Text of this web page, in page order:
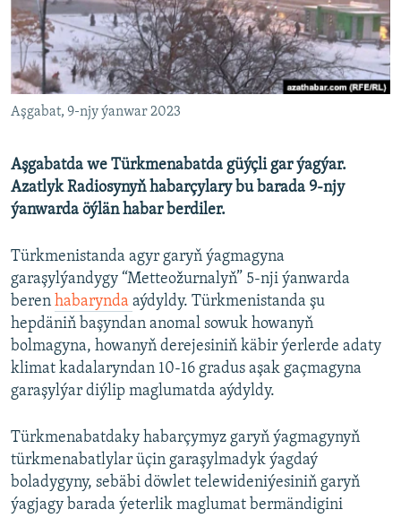
Aşgabat, 9-njy ýanwar 2023
Aşgabatda we Türkmenabatda güýçli gar ýagýar.
Azatlyk Radiosynyň habarçylary bu barada 9-njy
ýanwarda öýlän habar berdiler.
Türkmenistanda agyr garyň ýagmagyna
garaşylýandygy “Metteožurnalyň” 5-nji ýanwarda
beren habarynda aýdyldy. Türkmenistanda şu
hepdäniň başyndan anomal sowuk howanyň
bolmagyna, howanyň derejesiniň käbir ýerlerde adaty
klimat kadalaryndan 10-16 gradus aşak gaçmagyna
garaşylýar diýlip maglumatda aýdyldy.
Türkmenabatdaky habarçymyz garyň ýagmagynyň
türkmenabatlylar üçin garaşylmadyk ýagdaý
boladygyny, sebäbi döwlet telewideniýesiniň garyň
ýagjagy barada ýeterlik maglumat bermändigini